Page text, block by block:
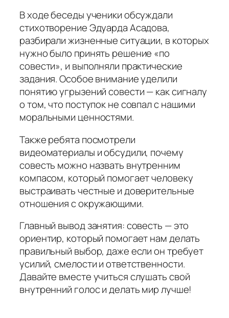
В ходе беседы ученики обсуждали
стихотворение Эдуарда Асадова,
разбирали жизненные ситуации, в которых
нужно было принять решение «по
совести», и выполняли практические
задания. Особое внимание уделили
понятию угрызений совести — как сигналу
о том, что поступок не совпал с нашими
моральными ценностями.
Также ребята посмотрели
видеоматериалы и обсудили, почему
совесть можно назвать внутренним
компасом, который помогает человеку
выстраивать честные и доверительные
отношения с окружающими.
Главный вывод занятия: совесть — это
ориентир, который помогает нам делать
правильный выбор, даже если он требует
усилий, смелости и ответственности.
Давайте вместе учиться слушать свой
внутренний голос и делать мир лучше!